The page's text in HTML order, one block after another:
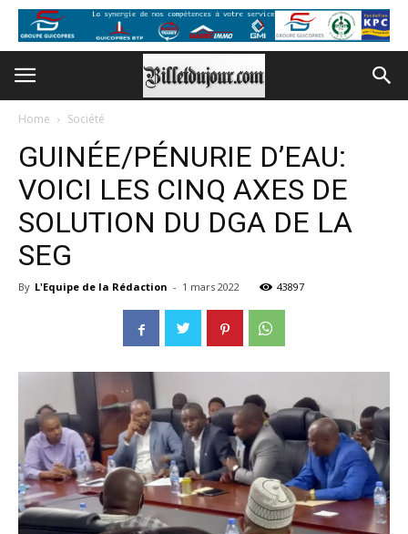
Home Société
GUINÉE/PÉNURIE D’EAU:
VOICI LES CINQ AXES DE
SOLUTION DU DGA DE LA
SEG
By L'Equipe de la Rédaction - 1 mars 2022 43897